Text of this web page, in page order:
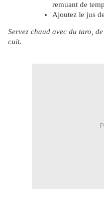
remuant de
Ajoutez le jus
Servez chaud avec du taro,
cuit.